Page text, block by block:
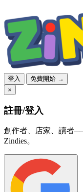
登入
免費開始 →
×
註冊/登入
創作者、店家、讀者
Zindies。